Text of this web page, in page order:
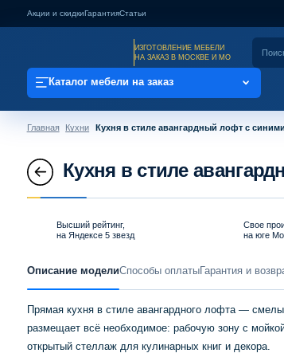
Акции и скидкиГарантияСтатьи
ИЗГОТОВЛЕНИЕ МЕБЕЛИ
НА ЗАКАЗ В МОСКВЕ И МО
Каталог мебели на заказ
Главная Кухни Кухня в стиле авангардный лофт с
Кухня в стиле
Высший рейтинг,
на Яндексе 5 звезд
Свое
на юге
Описание модели Способы оплатыГарантия и
Прямая кухня в стиле авангардного лофта —
размещает всё необходимое: рабочую зону с
открытый стеллаж для кулинарных книг и декора.